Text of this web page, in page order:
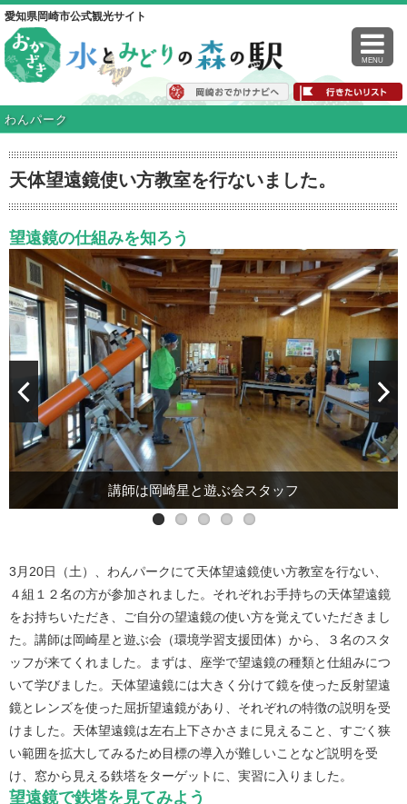
愛知県岡崎市公式観光サイト
MENU
わんパーク
天体望遠鏡使い方教室を行ないました。
望遠鏡の仕組みを知ろう
講師は岡崎星と遊ぶ会スタッフ
4組の方々が、ご参加くださいました
望遠鏡の種類と仕組みを説明
窓から見える鉄塔がターゲット
すごく狭い範囲を望遠鏡に導入
3月20日（土）、わんパークにて天体望遠鏡使い方教室を行ない、
４組１２名の方が参加されました。それぞれお手持ちの天体望遠鏡
をお持ちいただき、ご自分の望遠鏡の使い方を覚えていただきまし
た。講師は岡崎星と遊ぶ会（環境学習支援団体）から、３名のスタ
ッフが来てくれました。まずは、座学で望遠鏡の種類と仕組みにつ
いて学びました。天体望遠鏡には大きく分けて鏡を使った反射望遠
鏡とレンズを使った屈折望遠鏡があり、それぞれの特徴の説明を受
けました。天体望遠鏡は左右上下さかさまに見えること、すごく狭
い範囲を拡大してみるため目標の導入が難しいことなど説明を受
け、窓から見える鉄塔をターゲットに、実習に入りました。
望遠鏡で鉄塔を見てみよう